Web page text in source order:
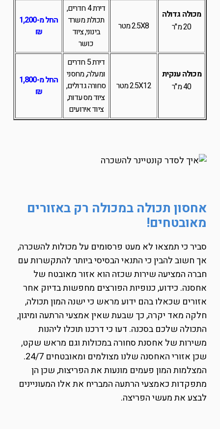
מכולה גדולה
20 מ"ר
2.5X8 מטר
דירת 4 חדרים,
תכולת משרד
בינוני, ציוד
כושר
החל מ-1,200
₪
מכולה ענקית
40 מ"ר
2.5X12 מטר
דירת 5 חדרים
ומעלה, מחסני
סחורה גדולים,
ציוד מסעדות,
ציוד אירועים
החל מ-1,800
₪
אחסון תכולה במכולה רק באזורים
מאובטחים!
סביר כי תמצאו לא מעט פרסומים על מכולות להשכרה,
אך חשוב להבין כי התנאי הבסיסי ביותר להתקשרות עם
חברה המציעה שירות שכזה הוא אזור מאובטח של
אחסנה. כידוע, כנופיות הפורצים מחפשות בדיוק אחר
אזורים שכאלו בהם ידוע מראש כי ישנה המון תכולה,
חלקה מאד יקרה, כך שבעת שאין אמצעי הרתעה ומיגון,
התכולה שלכם בסכנה. דעו כי דרכנו תוכלו ליהנות
משירות של אחסנת סחורה במכולות וגם מראש שקט,
שכן אזורי האחסנה שלנו מצולמים ומאובטחים 24/7.
המצלמות המון פעמים מונעות את הפריצות, שכן הן
מתפקדות כאמצעי הרתעה המבריח את אלו המעוניינים
לבצע את מעשי הפריצה.